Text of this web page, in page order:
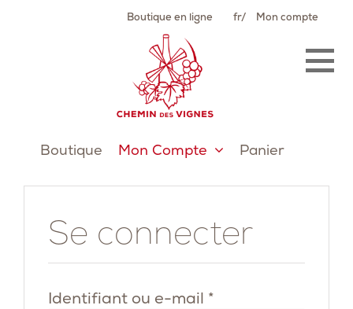
Boutique en ligne fr Mon compte
Boutique Mon Compte Panier
Se connecter
Identifiant ou e-mail *